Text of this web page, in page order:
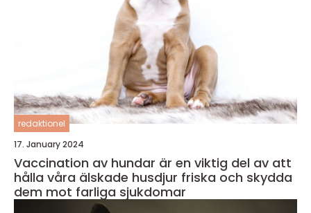
redaktionel
17. January 2024
Vaccination av hundar är en viktig del av att
hålla våra älskade husdjur friska och skydda
dem mot farliga sjukdomar